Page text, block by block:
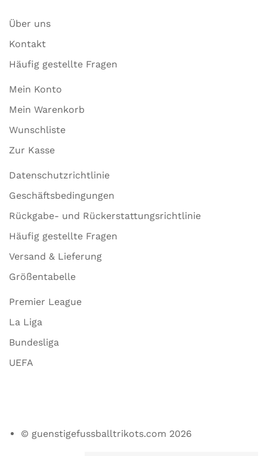
Über uns
Kontakt
Häufig gestellte Fragen
Mein Konto
Mein Warenkorb
Wunschliste
Zur Kasse
Datenschutzrichtlinie
Geschäftsbedingungen
Rückgabe- und Rückerstattungsrichtlinie
Häufig gestellte Fragen
Versand & Lieferung
Größentabelle
Premier League
La Liga
Bundesliga
UEFA
© guenstigefussballtrikots.com 2026